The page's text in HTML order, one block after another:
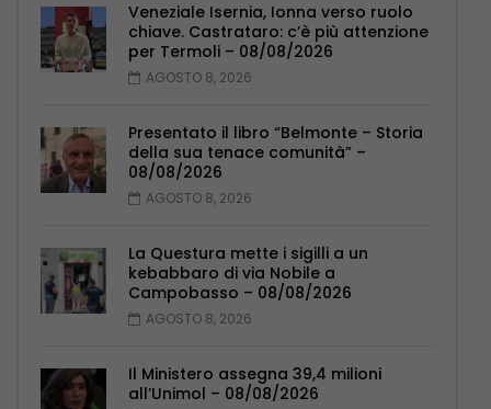
Veneziale Isernia, Ionna verso ruolo
chiave. Castrataro: c’è più attenzione
per Termoli – 08/08/2026
AGOSTO 8, 2026
Presentato il libro “Belmonte – Storia
della sua tenace comunità” –
08/08/2026
AGOSTO 8, 2026
La Questura mette i sigilli a un
kebabbaro di via Nobile a
Campobasso – 08/08/2026
AGOSTO 8, 2026
Il Ministero assegna 39,4 milioni
all’Unimol – 08/08/2026